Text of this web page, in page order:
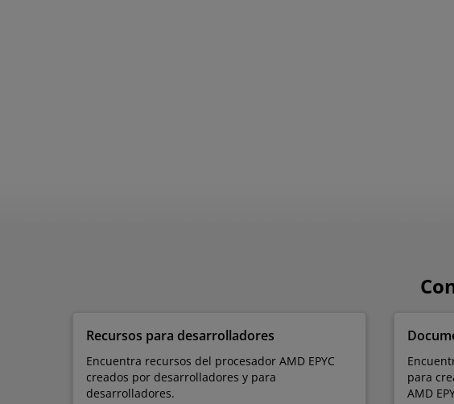
Recursos para desarrolladores
Encuentra recursos del procesador AMD EPYC
creados por desarrolladores y para
desarrolladores.
para
AMD